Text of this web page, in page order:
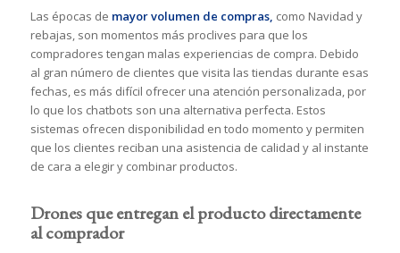
Las épocas de mayor volumen de compras, como Navidad y
rebajas, son momentos más proclives para que los
compradores tengan malas experiencias de compra. Debido
al gran número de clientes que visita las tiendas durante esas
fechas, es más difícil ofrecer una atención personalizada, por
lo que los chatbots son una alternativa perfecta. Estos
sistemas ofrecen disponibilidad en todo momento y permiten
que los clientes reciban una asistencia de calidad y al instante
de cara a elegir y combinar productos.
Drones que entregan el producto directamente
al comprador